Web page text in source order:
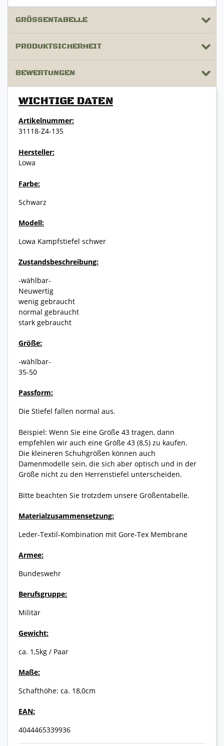
GRÖSSENTABELLE
PRODUKTSICHERHEIT
BEWERTUNGEN
WICHTIGE DATEN
Artikelnummer:
31118-Z4-135
Hersteller:
Lowa
Farbe:
Schwarz
Modell:
Lowa Kampfstiefel schwer
Zustandsbeschreibung:
-wählbar-
Neuwertig
wenig gebraucht
normal gebraucht
stark gebraucht
Größe:
-wählbar-
35-50
Passform:
Die Stiefel fallen normal aus.
Beispiel: Wenn Sie eine Größe 43 tragen, dann
empfehlen wir auch eine Größe 43 (8,5) zu kaufen.
Die kleineren Schuhgrößen können auch
Damenmodelle sein, die sich aber optisch und in der
Größe nicht zu den Herrenstiefel unterscheiden.
Bitte beachten Sie trotzdem unsere Größentabelle.
Materialzusammensetzung:
Leder-Textil-Kombination mit Gore-Tex Membrane
Armee:
Bundeswehr
Berufsgruppe:
Militär
Gewicht:
ca. 1,5kg / Paar
Maße:
Schafthöhe: ca. 18,0cm
EAN:
4044465339936